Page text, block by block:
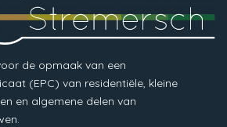
de opmaak van een
(EPC) van residentiële, kleine
en algemene delen van